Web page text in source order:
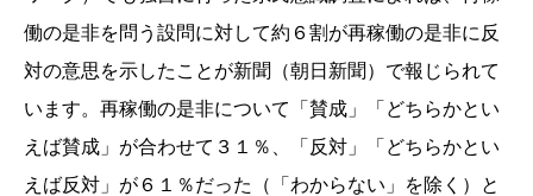
働の是非を問う設問に対して約６割が再稼働の是非に反
対の意思を示したことが新聞（朝日新聞）で報じられて
います。再稼働の是非について「賛成」「どちらかとい
えば賛成」が合わせて３１％、「反対」「どちらかとい
えば反対」が６１％だった（「わからない」を除く）と